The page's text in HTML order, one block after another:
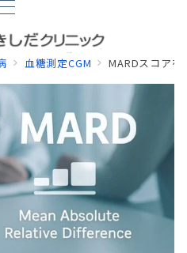
血糖測定CGM MARDスコア